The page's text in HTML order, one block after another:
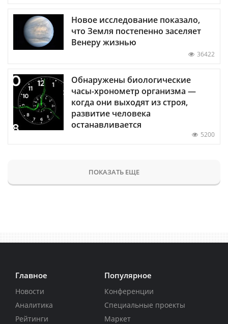
Новое исследование показало,
что Земля постепенно заселяет
Венеру жизнью
36422
Обнаружены биологические
часы-хронометр организма —
когда они выходят из строя,
развитие человека
останавливается
5200
ПОКАЗАТЬ ЕЩЕ
Главное
Новости
Аналитика
Рейтинги
Популярное
Конференции
Специальные проекты
Маркет